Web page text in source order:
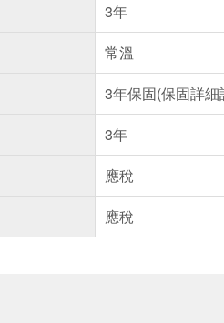
3年
常溫
3年保固(保固詳
3年
應稅
應稅